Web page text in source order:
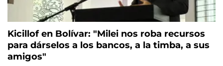
Kicillof en Bolívar: "Milei nos roba recursos
para dárselos a los bancos, a la timba, a sus
amigos"